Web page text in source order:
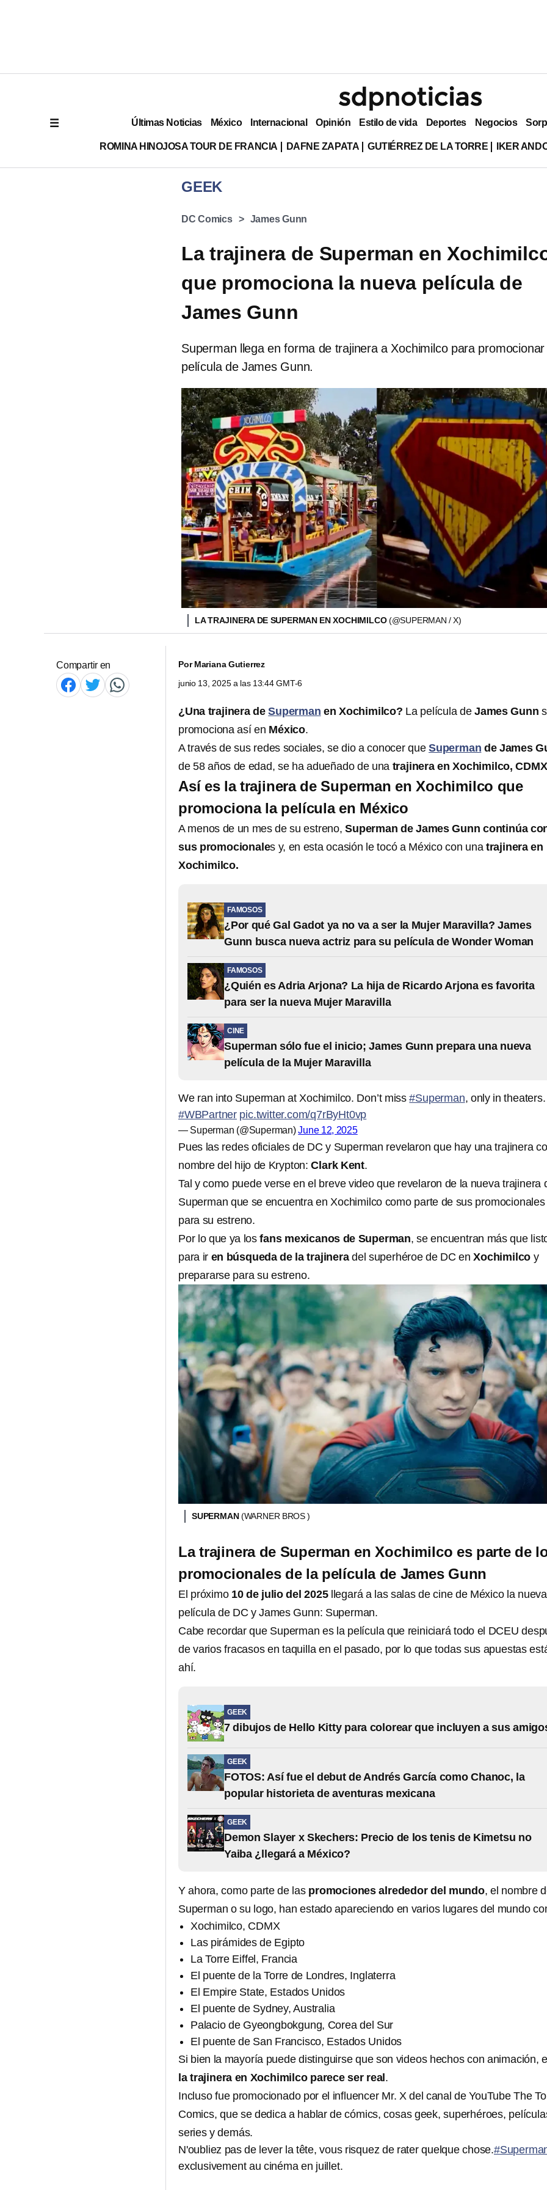
Últimas Noticias México Internacional Opinión Estilo de vida Deportes Negocios
ROMINA HINOJOSA TOUR DE FRANCIA DAFNE ZAPATA GUTIÉRREZ DE LA TORRE IKER
GEEK
DC Comics James Gunn
La trajinera de Superman en
que promociona la nueva película de
James Gunn
Superman llega en forma de trajinera a Xochimilco para promocionar
película de James Gunn.
LA TRAJINERA DE SUPERMAN EN XOCHIMILCO(@SUPERMAN / X)
Compartir en PorMariana Gutierrez
junio 13, 2025 a las 13:44 GMT-6
¿Una trajinera deSuperman en Xochimilco? La película deJames Gunn
promociona así en México.
A través de sus redes sociales, se dio a conocer que Superman de James
de 58 años de edad, se ha adueñado de una trajinera en Xochimilco, CDMX
Así es la trajinera de Superman en Xochimilco que
promociona la película en México
A menos de un mes de su estreno,Superman de James Gunn continúa
sus promocionales y, en esta ocasión le tocó a México con unatrajinera en
Xochimilco.
FAMOSOS
¿Por qué Gal Gadot ya no va a ser la Mujer Maravilla? James
Gunn busca nueva actriz para su película de Wonder Woman
FAMOSOS
¿Quién es Adria Arjona? La hija de Ricardo Arjona es favorita
para ser la nueva Mujer Maravilla
CINE
Superman sólo fue el inicio; James Gunn prepara una nueva
película de la Mujer Maravilla
We ran into Superman at Xochimilco. Don’t miss#Superman, only in theaters.
#WBPartner pic.twitter.com/q7rByHt0vp
— Superman (@Superman)June 12, 2025
Pues las redes oficiales de DC y Superman revelaron que hay una trajinera
nombre del hijo de Krypton: Clark Kent.
Tal y como puede verse en el breve video que revelaron de la nueva trajinera
Superman que se encuentra en Xochimilco como parte de sus promocionales
para su estreno.
Por lo que ya losfans mexicanos de Superman, se encuentran más que
para ir en búsqueda de la trajineradel superhéroe de DC enXochimilco y
prepararse para su estreno.
SUPERMAN(WARNER BROS )
La trajinera de Superman en Xochimilco es parte de
promocionales de la película de James Gunn
El próximo 10 de julio del 2025 llegará a las salas de cine de México la nueva
película de DC y James Gunn: Superman.
Cabe recordar que Superman es la película que reiniciará todo el DCEU
de varios fracasos en taquilla en el pasado, por lo que todas sus apuestas
ahí.
GEEK
7 dibujos de Hello Kitty para colorear que incluyen a sus
GEEK
FOTOS: Así fue el debut de Andrés García como Chanoc, la
popular historieta de aventuras mexicana
GEEK
Demon Slayer x Skechers: Precio de los tenis de Kimetsu no
Yaiba ¿llegará a México?
Y ahora, como parte de las promociones alrededor del mundo, el nombre
Superman o su logo, han estado apareciendo en varios lugares del mundo
Xochimilco, CDMX
Las pirámides de Egipto
La Torre Eiffel, Francia
El puente de la Torre de Londres, Inglaterra
El Empire State, Estados Unidos
El puente de Sydney, Australia
Palacio de Gyeongbokgung, Corea del Sur
El puente de San Francisco, Estados Unidos
Si bien la mayoría puede distinguirse que son videos hechos con animación,
la trajinera en Xochimilco parece ser real .
Incluso fue promocionado por el influencer Mr. X del canal de YouTube The
Comics, que se dedica a hablar de cómics, cosas geek, superhéroes,
series y demás.
N'oubliez pas de lever la tête, vous risquez de rater quelque chose.
exclusivement au cinéma en juillet.